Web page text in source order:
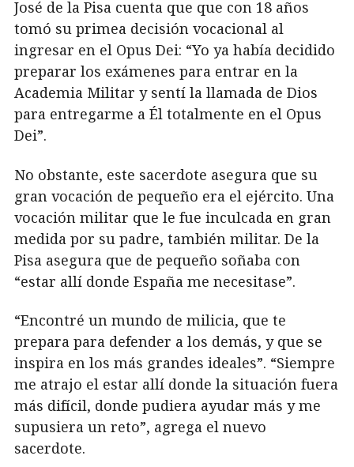
José de la Pisa cuenta que que con 18 años
tomó su primea decisión vocacional al
ingresar en el Opus Dei: “Yo ya había decidido
preparar los exámenes para entrar en la
Academia Militar y sentí la llamada de Dios
para entregarme a Él totalmente en el Opus
Dei”.
No obstante, este sacerdote asegura que su
gran vocación de pequeño era el ejército. Una
vocación militar que le fue inculcada en gran
medida por su padre, también militar. De la
Pisa asegura que de pequeño soñaba con
“estar allí donde España me necesitase”.
“Encontré un mundo de milicia, que te
prepara para defender a los demás, y que se
inspira en los más grandes ideales”. “Siempre
me atrajo el estar allí donde la situación fuera
más difícil, donde pudiera ayudar más y me
supusiera un reto”, agrega el nuevo
sacerdote.